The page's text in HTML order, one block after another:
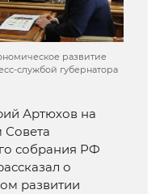
развитие
службой губернатора
Артюхов на
Совета
собрания РФ
о
развитии